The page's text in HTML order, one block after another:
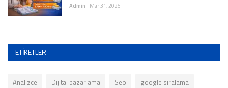
Admin Mar 31, 2026
ETIKETLER
Analizce Dijital pazarlama Seo google sıralama